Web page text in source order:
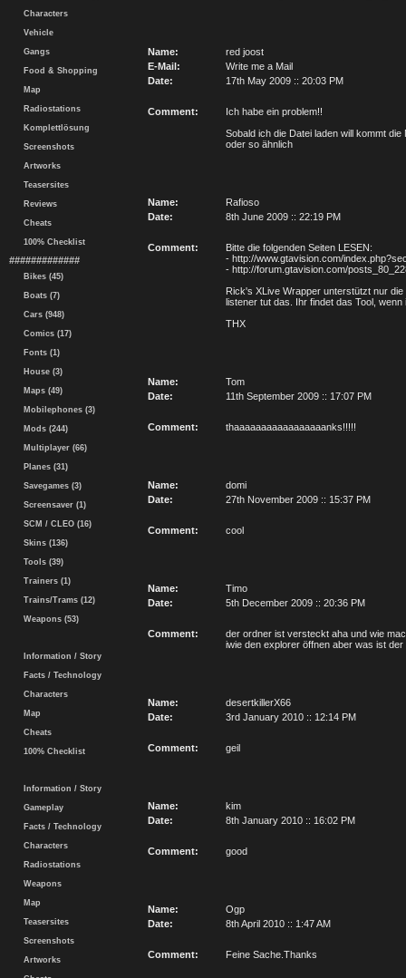
Characters
Vehicle
Gangs
Food & Shopping
Map
Radiostations
Komplettlösung
Screenshots
Artworks
Teasersites
Reviews
Cheats
100% Checklist
#############
Bikes (45)
Boats (7)
Cars (948)
Comics (17)
Fonts (1)
House (3)
Maps (49)
Mobilephones (3)
Mods (244)
Multiplayer (66)
Planes (31)
Savegames (3)
Screensaver (1)
SCM / CLEO (16)
Skins (136)
Tools (39)
Trainers (1)
Trains/Trams (12)
Weapons (53)
Information / Story
Facts / Technology
Characters
Map
Cheats
100% Checklist
Information / Story
Gameplay
Facts / Technology
Characters
Radiostations
Weapons
Map
Teasersites
Screenshots
Artworks
Name:
red joost
E-Mail:
Write me a Mail
Date:
17th May 2009 :: 20:03 PM
Comment:
Ich habe ein problem!!
Sobald ich die Datei laden will kommt
oder so ähnlich
Name:
Rafioso
Date:
8th June 2009 :: 22:19 PM
Comment:
Bitte die folgenden Seiten LESEN:
- http://www.gtavision.com/
- http://forum.gtavision.com/
Rick's XLive Wrapper unterstützt nur
listener tut das. Ihr findet das Tool,
THX
Name:
Tom
Date:
11th September 2009 :: 17:07 PM
Comment: thaaaaaaaaaaaaaaaaanks!!!!!
Name:
domi
Date:
27th November 2009 :: 15:37 PM
Comment: cool
Name:
Timo
Date:
5th December 2009 :: 20:36 PM
Comment:
der ordner ist versteckt aha und wie
iwie den explorer öffnen aber was ist
Name:
desertkillerX66
Date:
3rd January 2010 :: 12:14 PM
Comment: geil
Name:
kim
Date:
8th January 2010 :: 16:02 PM
Comment: good
Name:
Ogp
Date:
8th April 2010 :: 1:47 AM
Comment: Feine Sache.Thanks